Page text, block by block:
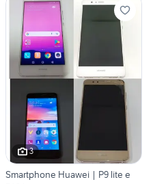
3
Smartphone Huawei | P9 lite e